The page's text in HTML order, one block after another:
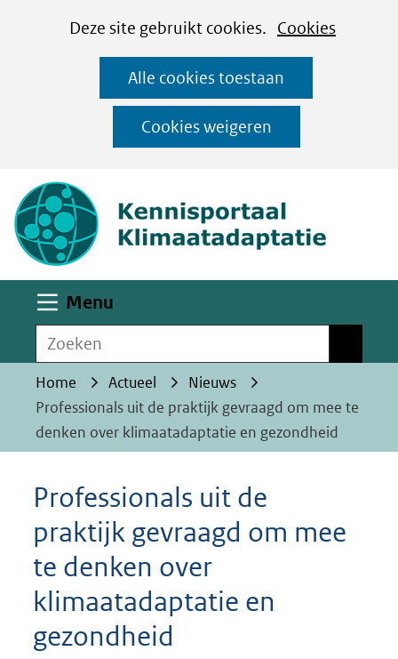
CookiesDeze site gebruikt cookies. Cookies
op
deze
website
worden
toegestaan
geweigerd.
Alle cookies toestaan
Cookies weigeren
Ga
naar
de
inhoud
Menu
Zoeken
Home Actueel
Nieuws
Professionals uit de praktijk gevraagd om mee te
denken over klimaatadaptatie en gezondheid
Professionals uit de
praktijk gevraagd om mee
te denken over
klimaatadaptatie en
gezondheid